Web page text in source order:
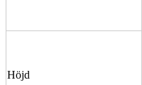
Höjd